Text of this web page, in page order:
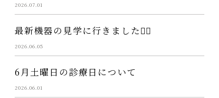
2026.07.01
最新機器の見学に行きました👩‍⚕️
2026.06.05
6月土曜日の診療日について
2026.06.01